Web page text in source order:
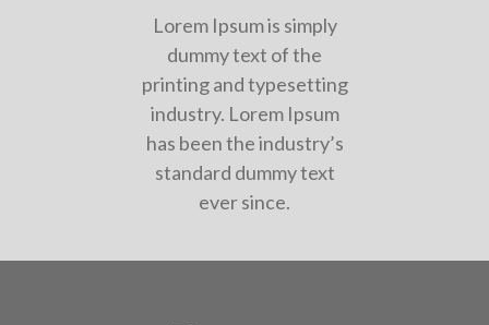
Lorem Ipsum is simply
dummy text of the
printing and typesetting
industry. Lorem Ipsum
has been the industry’s
standard dummy text
ever since.